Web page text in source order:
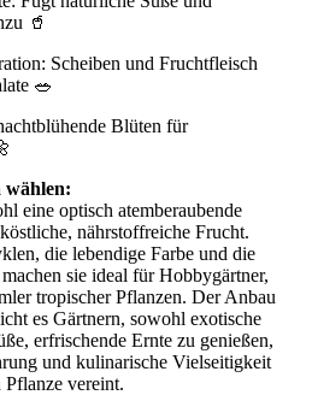
🥤
Scheiben und Fruchtfleisch
🥗
Blüten für
wählen:
eine optisch atemberaubende
nährstoffreiche Frucht.
die lebendige Farbe und die
sie ideal für Hobbygärtner,
tropischer Pflanzen. Der Anbau
es Gärtnern, sowohl exotische
erfrischende Ernte zu genießen,
und kulinarische Vielseitigkeit
Pflanze vereint.